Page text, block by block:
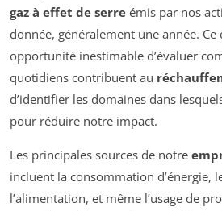
gaz à effet de serre émis par nos
donnée, généralement une année.
opportunité inestimable d’évaluer
quotidiens contribuent au
d’identifier les domaines dans
pour réduire notre impact.
Les principales sources de notre
incluent la consommation d’énergie,
l’alimentation, et même l’usage de